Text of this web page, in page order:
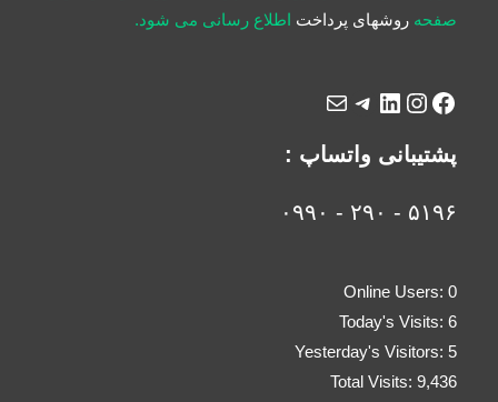
صفحهروشهای پرداخت اطلاع رسانی می شود.
پشتیبانی واتساپ :
۵۱۹۶ - ۲۹۰ - ۰۹۹۰
Online Users: 0
Today's Visits: 6
Yesterday's Visitors: 5
Total Visits: 9,436